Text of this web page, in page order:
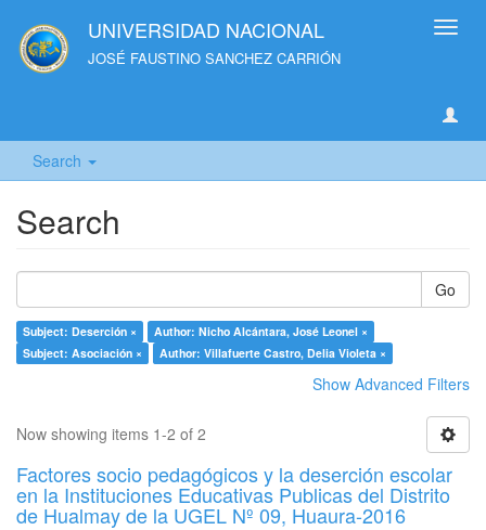
UNIVERSIDAD NACIONAL
JOSÉ FAUSTINO SANCHEZ CARRIÓN
Search
Search
Go
Subject: Deserción ×
Author: Nicho Alcántara, José Leonel ×
Subject: Asociación ×
Author: Villafuerte Castro, Delia Violeta ×
Show Advanced Filters
Now showing items 1-2 of 2
Factores socio pedagógicos y la deserción escolar
en la Instituciones Educativas Publicas del Distrito
de Hualmay de la UGEL Nº 09, Huaura-2016